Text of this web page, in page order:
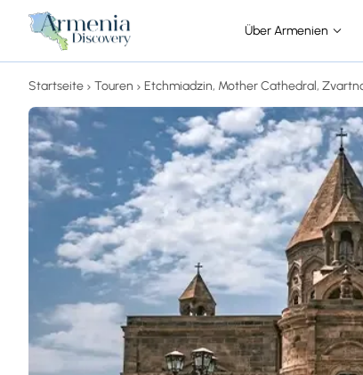
Über Armenien
Startseite Touren Etchmiadzin, Mother Cathedral,